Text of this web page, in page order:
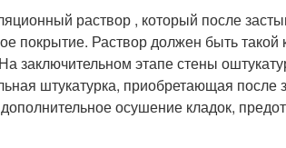
раствор , который после
покрытие. Раствор должен быть
заключительном этапе стены
штукатурка, приобретающая после
осушение кладок,